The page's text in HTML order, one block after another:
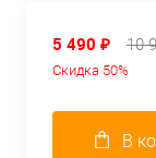
5 490 ₽ 10
Скидка 50%
В